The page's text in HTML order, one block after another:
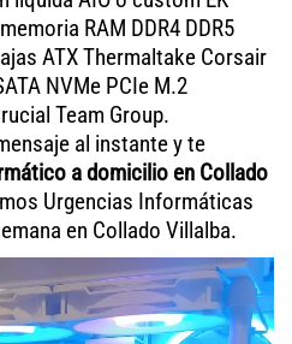
RAM DDR4 DDR5
ATX Thermaltake Corsair
NVMe PCIe M.2
Team Group.
al instante y te
a domicilio en Collado
Urgencias Informáticas
en Collado Villalba.